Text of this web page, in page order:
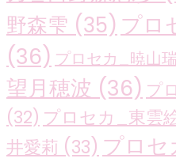
野森雫 (35) プロ
(36) プロセカ_暁山
望月穂波 (36) プ
(32) プロセカ_東雲
井愛莉 (33) プロ